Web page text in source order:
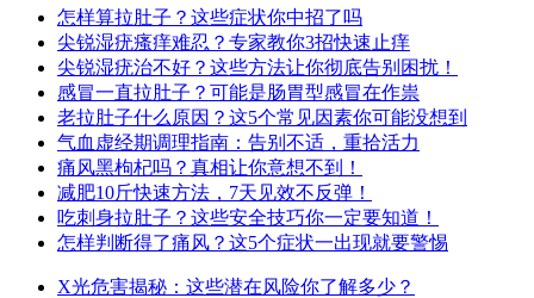
怎样算拉肚子？这些症状你中招了吗
尖锐湿疣瘙痒难忍？专家教你3招快速止痒
尖锐湿疣治不好？这些方法让你彻底告别困扰！
感冒一直拉肚子？可能是肠胃型感冒在作祟
老拉肚子什么原因？这5个常见因素你可能没想到
气血虚经期调理指南：告别不适，重拾活力
痛风黑枸杞吗？真相让你意想不到！
减肥10斤快速方法，7天见效不反弹！
吃刺身拉肚子？这些安全技巧你一定要知道！
怎样判断得了痛风？这5个症状一出现就要警惕
X光危害揭秘：这些潜在风险你了解多少？